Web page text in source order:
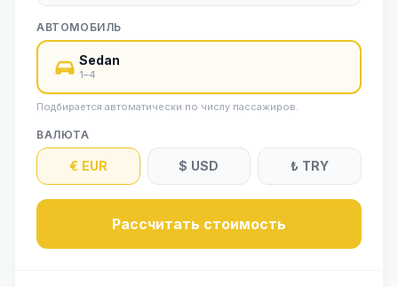
АВТОМОБИЛЬ
Sedan
1–4
Подбирается автоматически по числу пассажиров.
ВАЛЮТА
€ EUR $ USD ₺ TRY
Рассчитать стоимость